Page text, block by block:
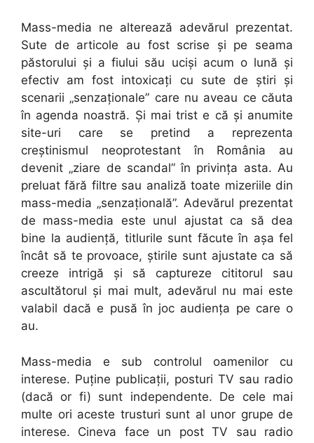
Mass-media ne alterează adevărul prezentat.
Sute de articole au fost scrise şi pe seama
păstorului şi a fiului său ucişi acum o lună şi
efectiv am fost intoxicaţi cu sute de ştiri şi
scenarii „senzaţionale” care nu aveau ce căuta
în agenda noastră. Şi mai trist e că şi anumite
site-uri care se pretind a reprezenta
creştinismul neoprotestant în România au
devenit „ziare de scandal” în privinţa asta. Au
preluat fără filtre sau analiză toate mizeriile din
mass-media „senzaţională”. Adevărul prezentat
de mass-media este unul ajustat ca să dea
bine la audienţă, titlurile sunt făcute în aşa fel
încât să te provoace, ştirile sunt ajustate ca să
creeze intrigă şi să captureze cititorul sau
ascultătorul şi mai mult, adevărul nu mai este
valabil dacă e pusă în joc audienţa pe care o
au.
Mass-media e sub controlul oamenilor cu
interese. Puţine publicaţii, posturi TV sau radio
(dacă or fi) sunt independente. De cele mai
multe ori aceste trusturi sunt al unor grupe de
interese. Cineva face un post TV sau radio